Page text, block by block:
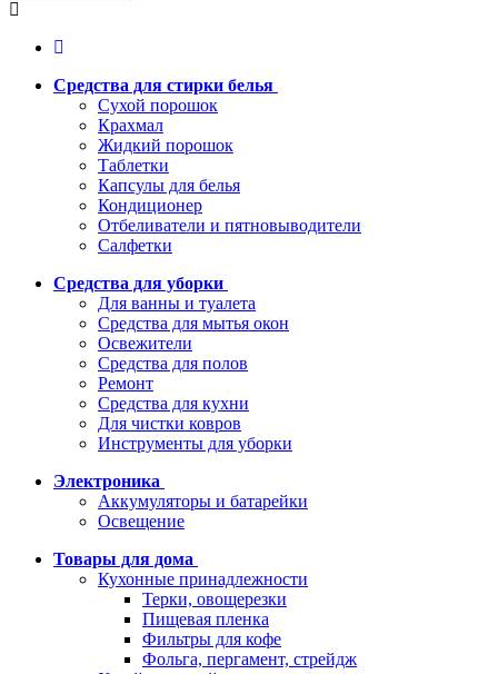
Средства для стирки белья
Сухой порошок
Крахмал
Жидкий порошок
Таблетки
Капсулы для белья
Кондиционер
Отбеливатели и пятновыводители
Салфетки
Средства для уборки
Для ванны и туалета
Средства для мытья окон
Освежители
Средства для полов
Ремонт
Средства для кухни
Для чистки ковров
Инструменты для уборки
Электроника
Аккумуляторы и батарейки
Освещение
Товары для дома
Кухонные принадлежности
Терки, овощерезки
Пищевая пленка
Фильтры для кофе
Фольга, пергамент, стрейдж